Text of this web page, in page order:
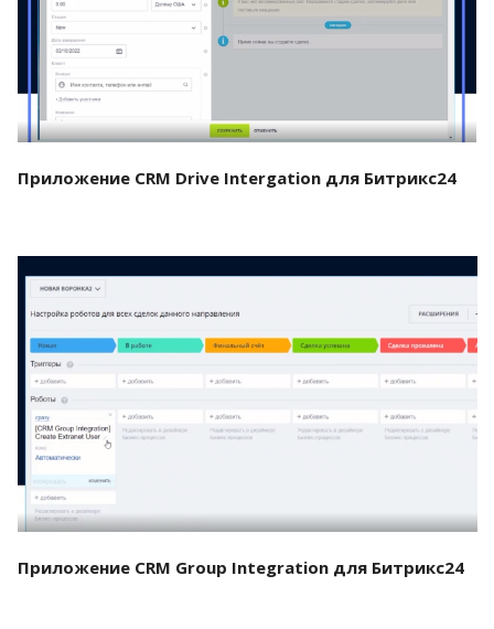
Смотреть проект
Приложение CRM Drive Intergation для Битрикс24
Смотреть проект
Приложение CRM Group Integration для Битрикс24